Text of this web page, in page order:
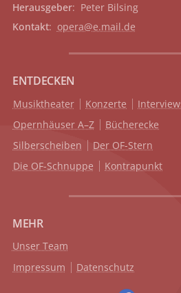
Herausgeber: Peter Bilsing
Kontakt: opera@e.mail.de
ENTDECKEN
Musiktheater Konzerte
Opernhäuser A–Z
Bücherecke
Silberscheiben
Der OF-Stern
Die OF-Schnuppe
Kontrapunkt
MEHR
Unser Team
Impressum
Datenschutz